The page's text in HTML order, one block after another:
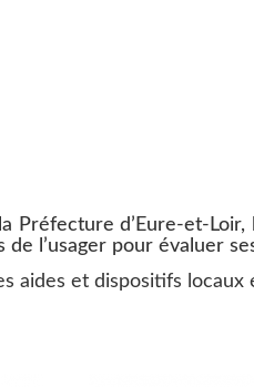
Préfecture d’Eure-et-
l’usager pour évaluer
aides et dispositifs